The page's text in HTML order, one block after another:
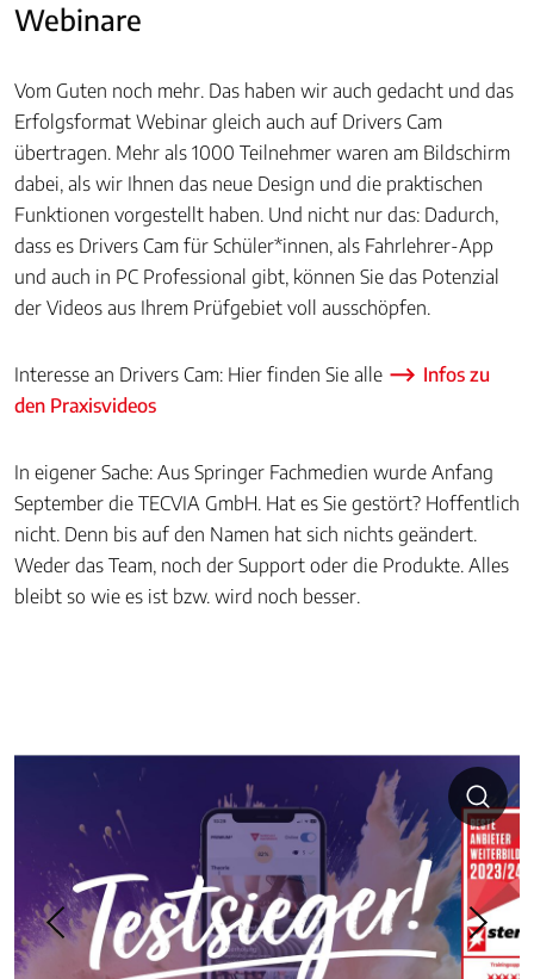
Webinare
Vom Guten noch mehr. Das haben wir auch gedacht und das
Erfolgsformat Webinar gleich auch auf Drivers Cam
übertragen. Mehr als 1000 Teilnehmer waren am Bildschirm
dabei, als wir Ihnen das neue Design und die praktischen
Funktionen vorgestellt haben. Und nicht nur das: Dadurch,
dass es Drivers Cam für Schüler*innen, als Fahrlehrer-App
und auch in PC Professional gibt, können Sie das Potenzial
der Videos aus Ihrem Prüfgebiet voll ausschöpfen.
Interesse an Drivers Cam: Hier finden Sie alle
Infos zu
den Praxisvideos
In eigener Sache: Aus Springer Fachmedien wurde Anfang
September die TECVIA GmbH. Hat es Sie gestört? Hoffentlich
nicht. Denn bis auf den Namen hat sich nichts geändert.
Weder das Team, noch der Support oder die Produkte. Alles
bleibt so wie es ist bzw. wird noch besser.